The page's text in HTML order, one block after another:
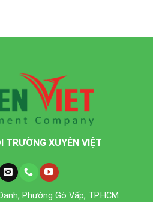
TRƯỜNG XUYÊN VIỆT
Phường Gò Vấp, TP.HCM.